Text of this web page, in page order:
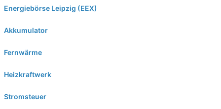
Energiebörse Leipzig (EEX)
Akkumulator
Fernwärme
Heizkraftwerk
Stromsteuer